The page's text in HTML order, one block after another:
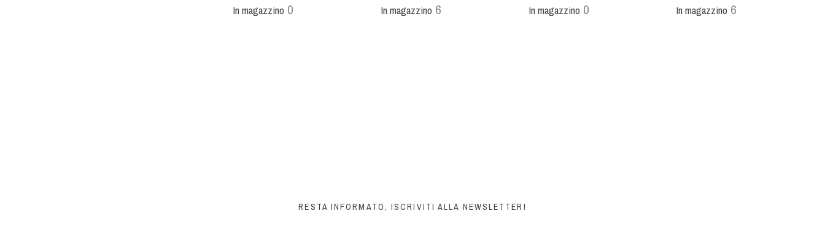
In magazzino 0 In magazzino 6 In magazzino 0 In magazzino 6
RESTA INFORMATO, ISCRIVITI ALLA NEWSLETTER!